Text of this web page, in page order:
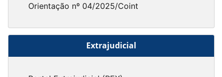
Orientação nº 04/2025/Coint
Extrajudicial